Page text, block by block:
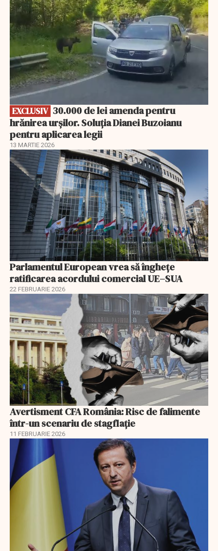
EXCLUSIV
hrănirea urșilor. Soluția Dianei Buzoianu
pentru aplicarea legii
13 MARTIE 2026
Parlamentul European vrea să înghețe
ratificarea acordului comercial UE–SUA
22 FEBRUARIE 2026
Avertisment CFA România: Risc de falimente
într-un scenariu de stagflație
11 FEBRUARIE 2026
EXCLUSIV